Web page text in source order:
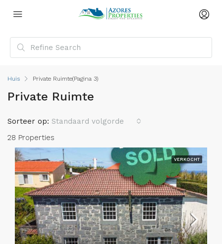
Huis Private Ruimte(Pagina 3)
Private Ruimte
28 Properties
Sorteer op: Standaard volgorde
VERKOCHT